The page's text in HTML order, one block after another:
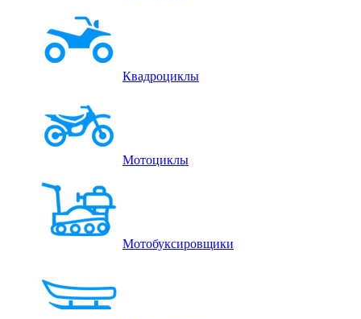
Квадроциклы
Мотоциклы
Мотобуксировщики